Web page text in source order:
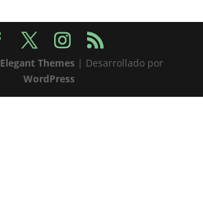
Elegant Themes| Desarrollado por
WordPress